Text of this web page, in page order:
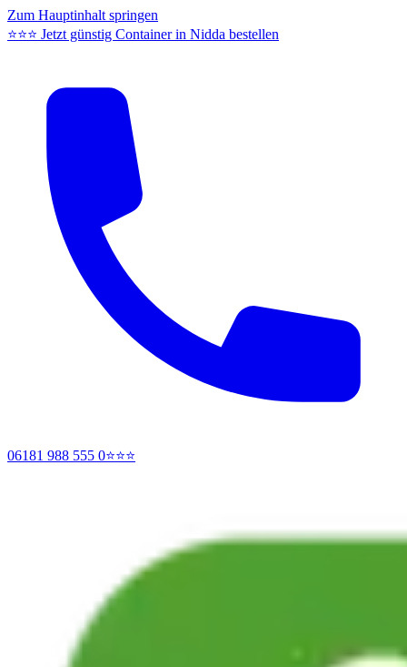
Zum Hauptinhalt springen
⭐⭐⭐ Jetzt günstig Container in Nidda bestellen
06181 988 555 0⭐⭐⭐